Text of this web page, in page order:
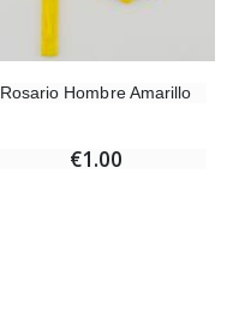
Rosario Hombre Amarillo
€1.00